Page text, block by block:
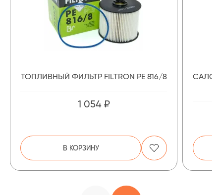
ТОПЛИВНЫЙ ФИЛЬТР FILTRON PE 816/8
1 054 ₽
В КОРЗИНУ